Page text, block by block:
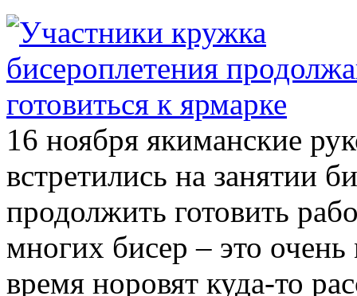
16 ноября якиманские
встретились на занятии
продолжить готовить
многих бисер – это
время норовят куда-то